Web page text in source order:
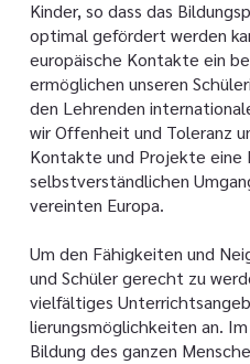
Kinder, so dass das
optimal gefördert werden
europäische Kontakte ein
ermöglichen unseren
den Lehrenden
wir Offenheit und Toleranz
Kontakte und Projekte eine
selbstverständlichen
vereinten Europa.
Um den Fähigkeiten und
und Schüler gerecht zu
vielfältiges
lierungsmöglichkeiten an.
Bildung des ganzen